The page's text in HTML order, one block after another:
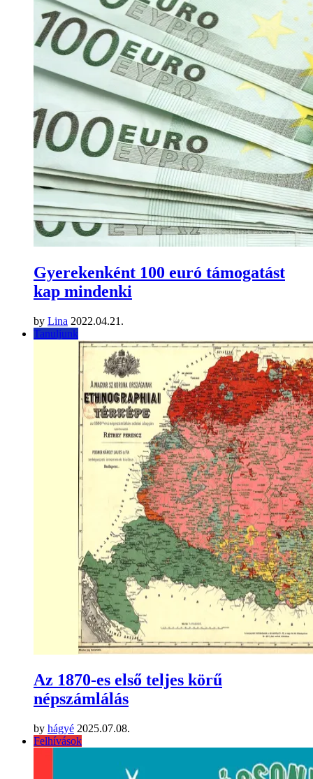
Gyerekenként 100 euró támogatást
kap mindenki
by Lina 2022.04.21.
Tanuljunk
Az 1870-es első teljes körű
népszámlálás
by hágyé 2025.07.08.
Felhívások